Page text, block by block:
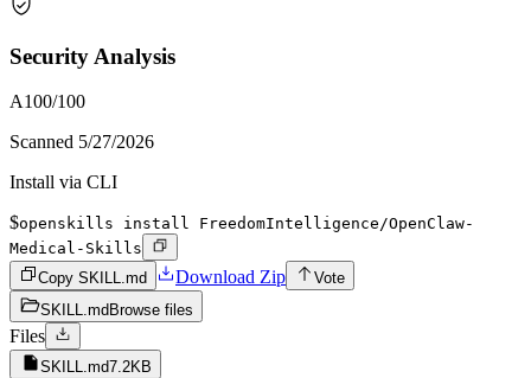
Security Analysis
A100/100
Scanned 5/27/2026
Install via CLI
$openskills install FreedomIntelligence/OpenClaw-
Medical-Skills
Copy SKILL.md
Download Zip
Vote
SKILL.md Browse files
Files
SKILL.md7.2KB